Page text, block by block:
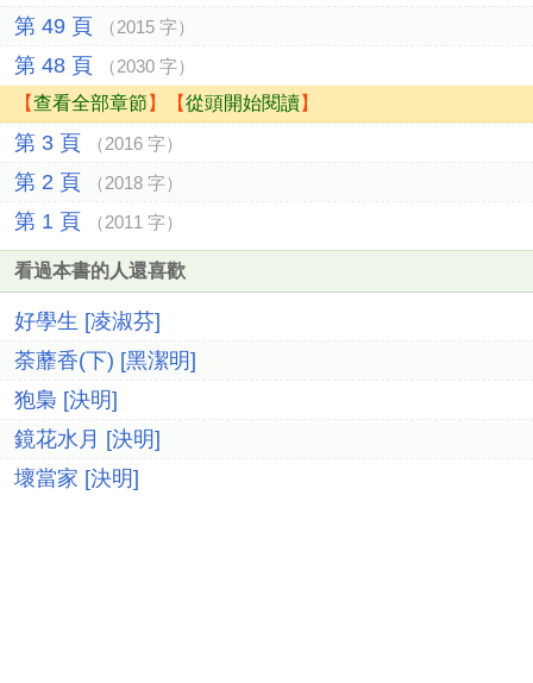
第 49 頁 （2015 字）
第 48 頁 （2030 字）
【查看全部章節 】【從頭開始閱讀】
第 3 頁 （2016 字）
第 2 頁 （2018 字）
第 1 頁 （2011 字）
看過本書的人還喜歡
好學生 [凌淑芬]
荼蘼香(下) [黑潔明]
狍梟 [決明]
鏡花水月 [決明]
壞當家 [決明]